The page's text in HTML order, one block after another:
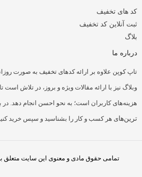
کد های تخفیف
ثبت آنلاین کد تخفیف
بلاگ
درباره ما
تاپ کوپن علاوه بر ارائه کدهای تخفیف به صورت
وبلاگ نیز با ارائه مقالات ویژه و بروز، در تلاش
هزینه‌های کاربران است؛ به نحو احسن انجام دهد. در
ترین‌های هر کسب و کار را بشناسید و سپس خرید
تمامی حقوق مادی و معنوی این سایت متعلق